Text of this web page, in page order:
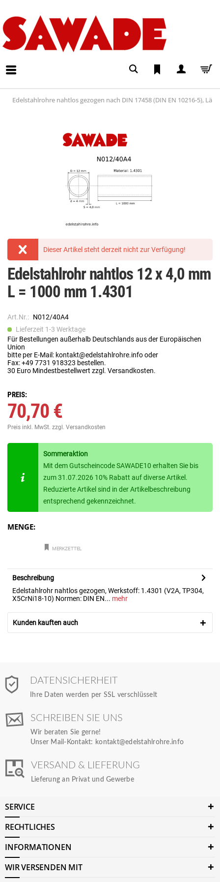
Edelstahlrohre nahtlos gezogen nach DIN 17458 (DIN EN 10216-5),
Dieser Artikel steht derzeit nicht zur Verfügung!
Edelstahlrohr nahtlos 12 x 4,0 mm
L = 1000 mm 1.4301
Art.Nr.: N012/40A4
Lieferzeit 1-3 Werktage
Für Bestellungen außerhalb Deutschlands aus der Europäischen
Union
bitte per E-Mail: kontakt@edelstahlrohre.info oder
Fax: +49 7731 918323 bestellen.
30 Euro Mindestbestellwert zzgl. Versandkosten.
PREIS:
70,70 €
Preis inkl. MwSt. zzgl. Versandkosten
Sommeraktion
Mit dem Gutscheincode SAWADE10 erhalten Sie bis
zum 31.07.2026 10% Rabatt auf diverse Artikel.
Reduzierte Artikel sind in der Artikelbeschreibung
entsprechend gekennzeichnet.
MENGE:
MERKZETTEL
Beschreibung
Edelstahlrohr nahtlos gezogen, Werkstoff: 1.4301 (V2A, TP304,
X5CrNi18-10) Normen: DIN EN... mehr
Kunden kauften auch
DATENSICHERHEIT
Ihre Daten werden per SSL verschlüsselt
SCHREIBEN SIE UNS
Wir beraten Sie gerne!
Unser Mail-Kontakt: kontakt@edelstahlrohre.info
VERSAND & LIEFERUNG
Lieferung an Privat und Gewerbe
SERVICE
RECHTLICHES
INFORMATIONEN
WIR VERSENDEN MIT